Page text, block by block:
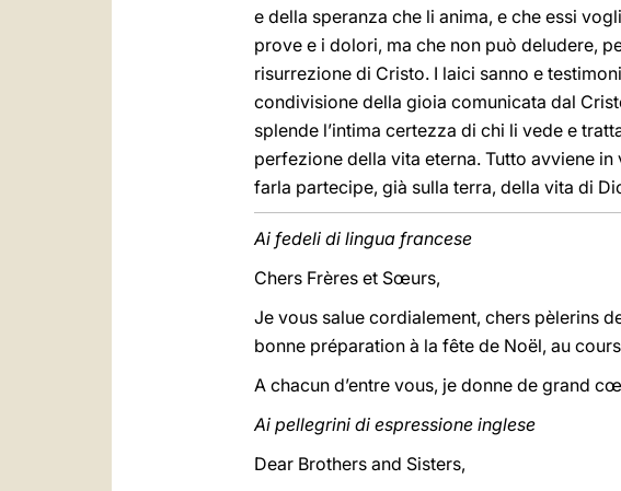
e della speranza che li anima, e che essi
prove e i dolori, ma che non può deludere,
risurrezione di Cristo. I laici sanno e
condivisione della gioia comunicata dal
splende l’intima certezza di chi li vede e
perfezione della vita eterna. Tutto avviene
farla partecipe, già sulla terra, della vita di
Ai fedeli di lingua francese
Chers Frères et Sœurs,
Je vous salue cordialement, chers pèlerins
bonne préparation à la fête de Noël, au
A chacun d’entre vous, je donne de grand
Ai pellegrini di espressione inglese
Dear Brothers and Sisters,